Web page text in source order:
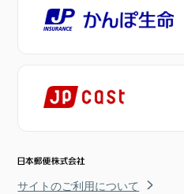
サイトのご利用について